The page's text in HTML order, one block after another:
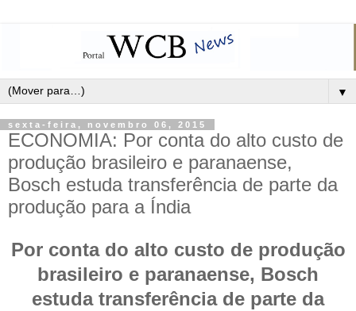
▼
sexta-feira, novembro 06, 2015
ECONOMIA: Por conta do alto custo de
produção brasileiro e paranaense,
Bosch estuda transferência de parte da
produção para a Índia
Por conta do alto custo de produção
brasileiro e paranaense, Bosch
estuda transferência de parte da